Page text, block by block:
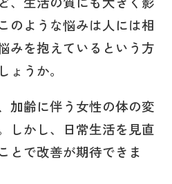
のような悩みは人には相
みを抱えているという方
ょうか。
加齢に伴う女性の体の変
しかし、日常生活を見直
とで改善が期待できま